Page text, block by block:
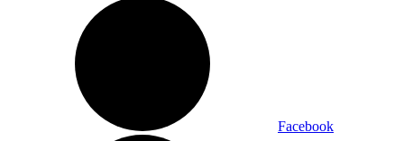
Facebook